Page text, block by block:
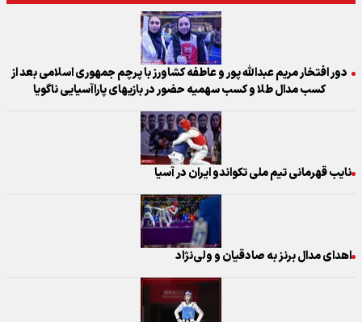
دور افتخار مریم عبدالله پور و عاطفه کشاورز با پرچم جمهوری اسلامی بعد از
کسب مدال طلا و کسب سهمیه حضور در بازیهای پاراآسیایی ناگویا
نایب قهرمانی تیم ملی تکواندو ایران در آسیا
اهدای مدال برنز به صادقیان و ولی‌نژاد